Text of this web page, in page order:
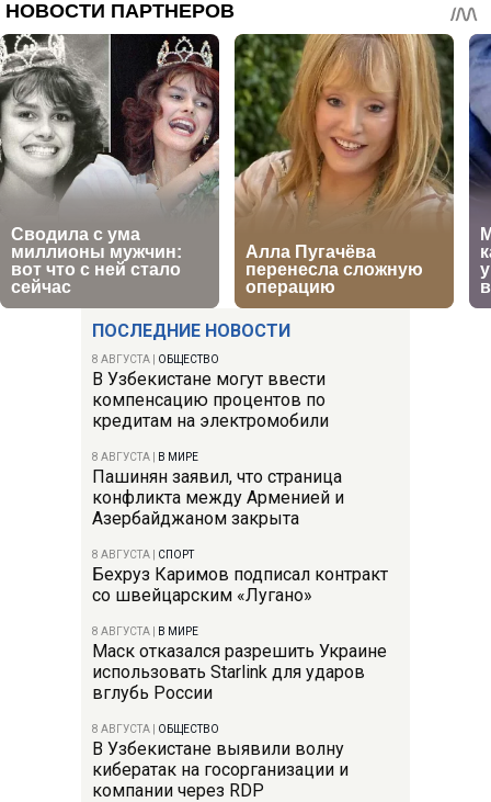
ПОСЛЕДНИЕ НОВОСТИ
8 АВГУСТА ОБЩЕСТВО
В Узбекистане могут ввести
компенсацию процентов по
кредитам на электромобили
8 АВГУСТА В МИРЕ
Пашинян заявил, что страница
конфликта между Арменией и
Азербайджаном закрыта
8 АВГУСТА СПОРТ
Бехруз Каримов подписал контракт
со швейцарским «Лугано»
8 АВГУСТА В МИРЕ
Маск отказался разрешить Украине
использовать Starlink для ударов
вглубь России
8 АВГУСТА ОБЩЕСТВО
В Узбекистане выявили волну
кибератак на госорганизации и
компании через RDP